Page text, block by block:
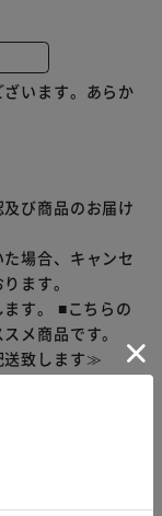
残商品に限り、
い甘みが加わっ
いに広がる、さわ
とけあった、や
います。あらか
び商品のお届け
場合、キャンセ
ます。
す。 ■こちらの
メ商品です。
送致します≫